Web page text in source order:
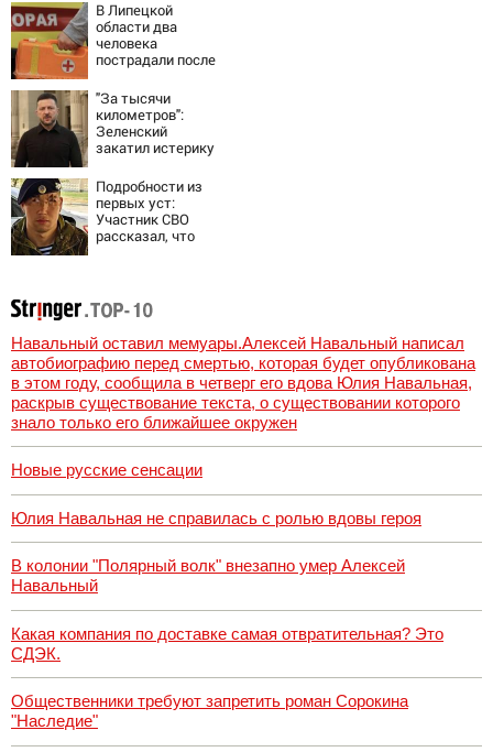
В Липецкой
области два
человека
пострадали после
"За тысячи
километров":
Зеленский
закатил истерику
ночного удара
Подробности из
первых уст:
Участник СВО
рассказал, что
Навальный оставил мемуары.Алексей Навальный написал
автобиографию перед смертью, которая будет опубликована
в этом году, сообщила в четверг его вдова Юлия Навальная,
раскрыв существование текста, о существовании которого
знало только его ближайшее окружен
Новые русские сенсации
Юлия Навальная не справилась с ролью вдовы героя
В колонии "Полярный волк" внезапно умер Алексей
Навальный
Какая компания по доставке самая отвратительная? Это
СДЭК.
Общественники требуют запретить роман Сорокина
"Наследие"